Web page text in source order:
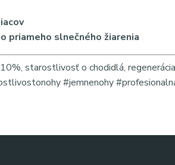
priameho slnečného žiarenia
starostlivosť o chodidlá,
#jemnenohy